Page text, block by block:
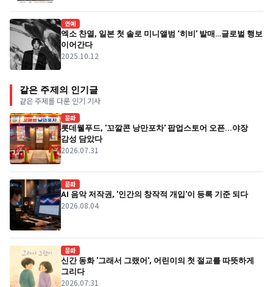
연예
엑소 찬열, 일본 첫 솔로 미니앨범 ‘히비’ 발매…글로벌 행보
이어간다
2025.10.12
같은 주제의 인기글
같은 주제를 다룬 인기 기사
문화
롯데웰푸드, '꼬깔콘 낭만포차' 팝업스토어 오픈...야장
감성 담았다
2026.07.31
문화
AI 음악 저작권, '인간의 창작적 개입'이 등록 기준 되다
2026.08.04
문화
신간 동화 '그래서 그랬어', 어린이의 첫 절교를 따뜻하게
그리다
2026.07.31